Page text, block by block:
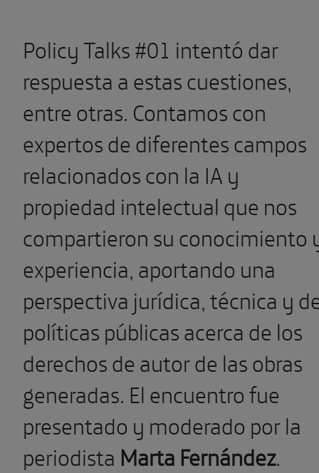
Policy Talks #01 intentó dar
respuesta a estas cuestiones,
entre otras. Contamos con
expertos de diferentes campos
relacionados con la IA y
propiedad intelectual que nos
compartieron su conocimiento
experiencia, aportando una
perspectiva jurídica, técnica y
políticas públicas acerca de los
derechos de autor de las obras
generadas. El encuentro fue
presentado y moderado por la
periodista Marta Fernández.